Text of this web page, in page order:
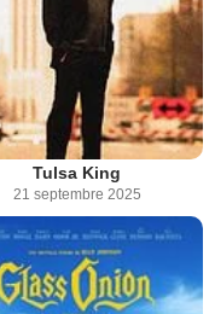
Tulsa King
21 septembre 2025